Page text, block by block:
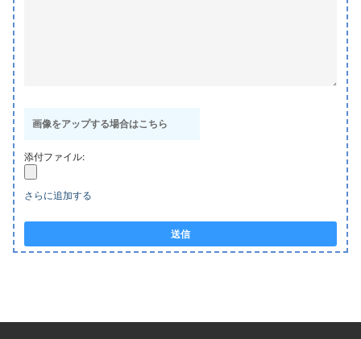
画像をアップする場合はこちら
添付ファイル:
さらに追加する
送信